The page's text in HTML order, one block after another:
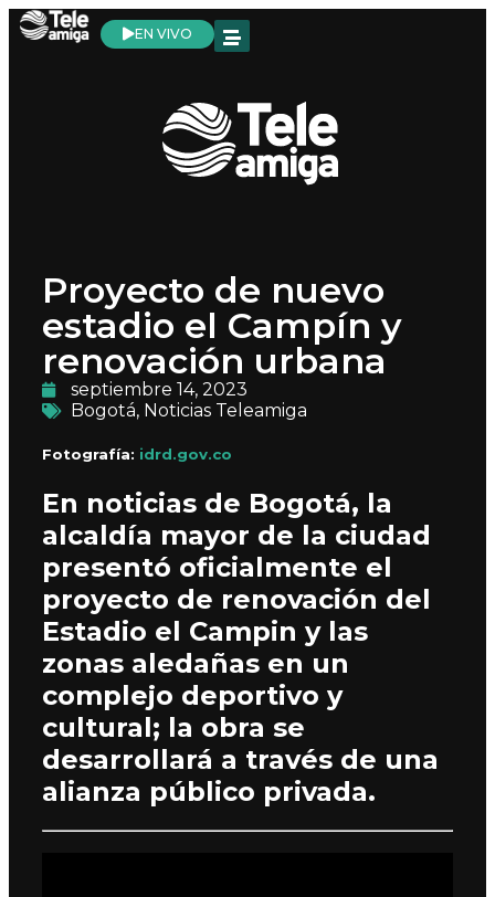
EN VIVO
Proyecto de nuevo
estadio el Campín y
renovación urbana
septiembre 14, 2023
Bogotá, Noticias Teleamiga
Fotografía: idrd.gov.co
En noticias de Bogotá, la
alcaldía mayor de la ciudad
presentó oficialmente el
proyecto de renovación del
Estadio el Campin y las
zonas aledañas en un
complejo deportivo y
cultural; la obra se
desarrollará a través de una
alianza público privada.